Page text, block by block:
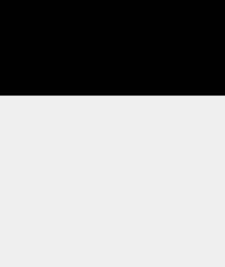
su deo naše ponude i ne